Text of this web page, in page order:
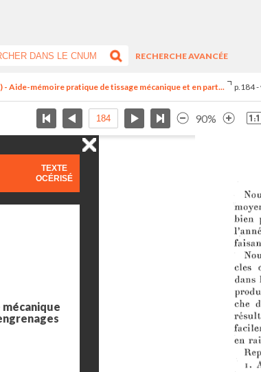
RECHERCHE AVANCÉE
Aide-mémoire pratique de tissage mécanique et en part... p.184
90%
TEXTE
OCÉRISÉ